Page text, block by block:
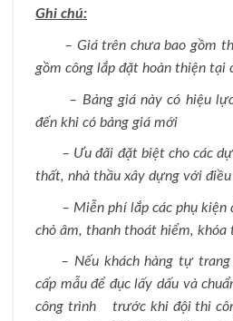
Ghi chú:
– Giá trên chưa bao gồm
gồm công lắp đặt hoàn thiện tại
– Bảng giá này có hiệu
đến khi có bảng giá mới
– Ưu đãi đặt biệt cho các dự
thất, nhà thầu xây dựng với
– Miễn phí lắp các phụ kiện
chỏ âm, thanh thoát hiểm, khóa
– Nếu khách hàng tự trang
cấp mẫu để đục lấy dấu và
công trình trước khi đội thi